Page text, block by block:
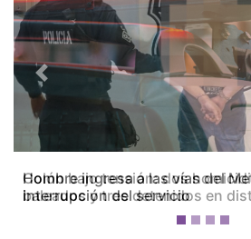
Colón bajo tensión: dos
baleados y tres detenidos en
Previous